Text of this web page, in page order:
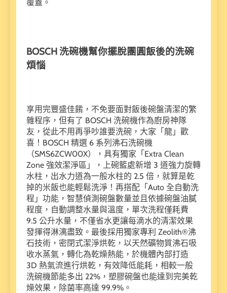
覆蓋。
BOSCH 洗碗機幫你擺脫團圓飯後的洗碗
煩惱
享用完豐盛佳餚，不免要面對飯後碗盤清潔的繁
雜程序，但有了 BOSCH 洗碗機作為廚房神隊
友，從此不用再爭吵誰要洗碗，大家「龍」歡
喜！BOSCH 精選 6 系列沸石洗碗機
（SMS6ZCW00X），具有獨家「Extra Clean
Zone 強效潔淨區」，上碗籃處新增 3 道強力旋轉
水柱，出水力道為一般水柱的 2.5 倍，就算是乾
掉的米飯也能輕鬆洗淨！再搭配「Auto 全自動洗
程」功能，智慧偵測碗盤數量並且依據碗盤油膩
程度，自動調整水量與溫度，單次洗程僅耗費
9.5 公升水量，不僅省水更讓每滴水的清潔效果
發揮得淋漓盡致。最後採用獨家專利 Zeolith®沸
石技術，密閉式潔淨烘乾，以天然礦物質沸石吸
收水蒸氣，轉化為乾燥熱能，於機體內部打造
3D 熱氣流進行烘乾，有效降低能耗，相較一般
洗碗機節能多出 22%，塑膠碗盤也能達到完美乾
燥效果，除菌率高達 99.9%。